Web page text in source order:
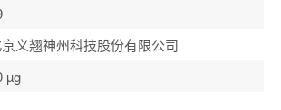
义翘神州科技股份有限公司
µg